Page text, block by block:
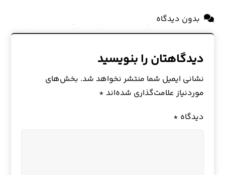
بدون دیدگاه
دیدگاهتان را بنویسید
نشانی ایمیل شما منتشر نخواهد شد. بخش‌های
موردنیاز علامت‌گذاری شده‌اند *
دیدگاه *